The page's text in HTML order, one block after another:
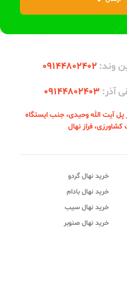
وند: 09144802402
آذر: 09144802403
پل آیت الله وحیدی، جنب ایستگاه
فراز نهال
خرید نهال گردو
خرید نهال بادام
خرید نهال سیب
خرید نهال صنوبر